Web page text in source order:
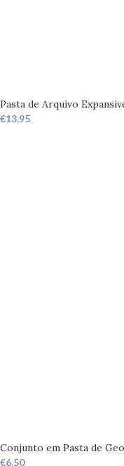
Pasta de Arquivo
€13,95
Conjunto em Pasta de
€6,50